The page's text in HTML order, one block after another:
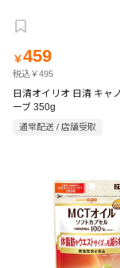
￥459
税込￥495
日清オイリオ 日清 キャ
ーブ 350g
通常配送 / 店舗受取